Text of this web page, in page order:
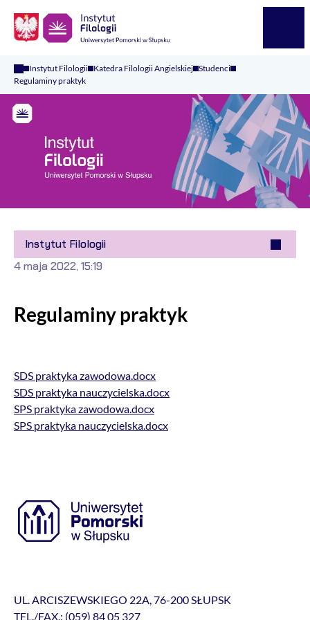
Instytut Filologii Katedra Filologii Angielskiej Studenci
Regulaminy praktyk
Instytut Filologii
Regulaminy praktyk
4 maja 2022, 15:19
SDS praktyka zawodowa.docx
SDS praktyka nauczycielska.docx
SPS praktyka zawodowa.docx
SPS praktyka nauczycielska.docx
UL. ARCISZEWSKIEGO 22A, 76-200 SŁUPSK
TEL./FAX.: (059) 84 05 327